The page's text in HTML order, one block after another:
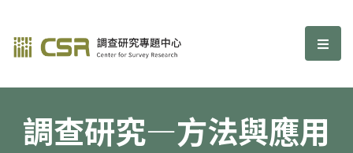
調查研究—方法與應用期刊 選
調查研究—方法與應用